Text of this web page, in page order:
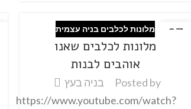
27 מלונות לכלבים בניה עצמית
מלונות לכלבים שאנו
אוהבים לבנות
Posted by
בניה בעץ
https://www.youtube.com/watch?